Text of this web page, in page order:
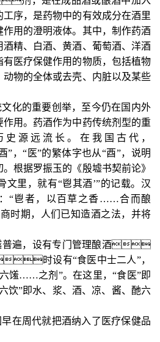
序，是药物中的有效成分在酒里
用的澄明液体。其中，制作药酒
精、白酒、黄酒、葡萄酒、洋酒
医疗保健作用的物质，包括植物
物的全体或去壳、内脏以及某些
化的重要创举，至今仍在国内外
作用。药酒作为中药传统剂型的重
源远流长。在我国古代，
“医”的繁体字也从“酉”，说明
根据罗振玉的《殷墟书契前论》
文里，就有“鬯其酒’”的记载。汉
鬯者，以百草之香……合而酿
时期，人们已知造酒之法，并将
普遍，设有专门管理酿酒
时设有“食医中士二人”，
馐……之剂”。在这里，“食医”即
饮”即水、浆、酒、凉、酱、酏六
在周代就把酒纳入了医疗保健品